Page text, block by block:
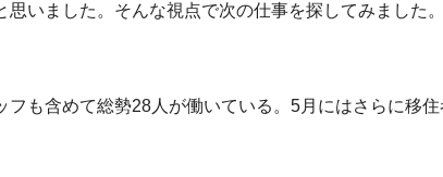
いました。そんな視点で次の仕事を探してみました
も含めて総勢28人が働いている。5月にはさらに移